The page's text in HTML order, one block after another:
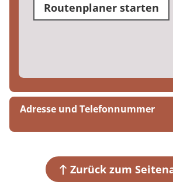
Routenplaner starten
Adresse und Telefonnummer
Mathias-Brüggen-Straße 17
50827 Köln
Zurück zum